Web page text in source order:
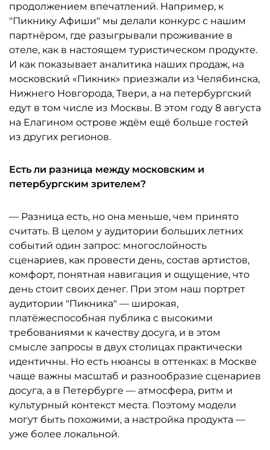
продолжением впечатлений. Например, к
"Пикнику Афиши" мы делали конкурс с нашим
партнёром, где разыгрывали проживание в
отеле, как в настоящем туристическом продукте.
И как показывает аналитика наших продаж, на
московский «Пикник» приезжали из Челябинска,
Нижнего Новгорода, Твери, а на петербургский
едут в том числе из Москвы. В этом году 8 августа
на Елагином острове ждём ещё больше гостей
из других регионов.
Есть ли разница между московским и
петербургским зрителем?
— Разница есть, но она меньше, чем принято
считать. В целом у аудитории больших летних
событий один запрос: многослойность
сценариев, как провести день, состав артистов,
комфорт, понятная навигация и ощущение, что
день стоит своих денег. При этом наш портрет
аудитории "Пикника" — широкая,
платёжеспособная публика с высокими
требованиями к качеству досуга, и в этом
смысле запросы в двух столицах практически
идентичны. Но есть нюансы в оттенках: в Москве
чаще важны масштаб и разнообразие сценариев
досуга, а в Петербурге — атмосфера, ритм и
культурный контекст места. Поэтому модели
могут быть похожими, а настройка продукта —
уже более локальной.